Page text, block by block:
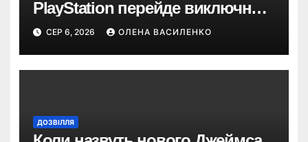
PlayStation перейде виключно
на цифрові ігри
СЕР 6, 2026 ОЛЕНА ВАСИЛЕНКО
ДОЗВІЛЛЯ